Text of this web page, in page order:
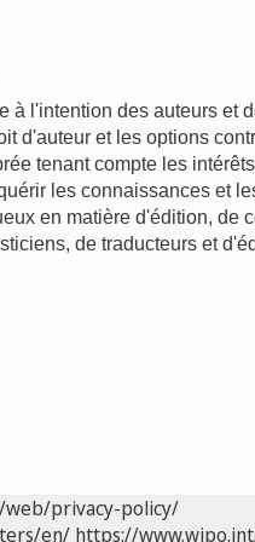
à l'intention des auteurs et
d'auteur et les options
tenant compte les
les connaissances et
en matière d'édition, de
de traducteurs et
privacy-policy/
en/ https://